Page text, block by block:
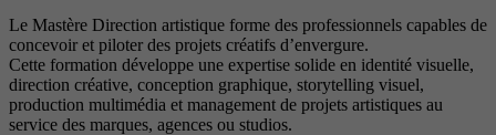
Le Mastère Direction artistique forme des professionnels capables de
concevoir et piloter des projets créatifs d’envergure.
Cette formation développe une expertise solide en identité visuelle,
direction créative, conception graphique, storytelling visuel,
production multimédia et management de projets artistiques au
service des marques, agences ou studios.